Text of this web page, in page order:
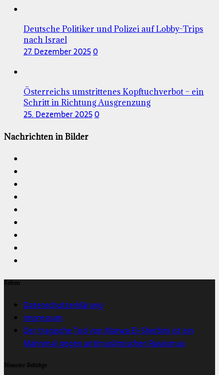
Deutsche Politiker und Polizei auf Lobby-Trips
nach Israel
27. Dezember 20250
Österreichs umstrittenes Kopftuchverbot – ein
Schritt in Richtung Ausgrenzung
25. Dezember 20250
Nachrichten in Bilder
Seiten
Datenschutzerklärung
Impressum
Der tragische Tod von Marwa El-Sherbini ist ein
Mahnmal gegen antimuslimischen Rassismus
Neueste Beiträge